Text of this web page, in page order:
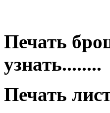
Печать
узнать........
Печать